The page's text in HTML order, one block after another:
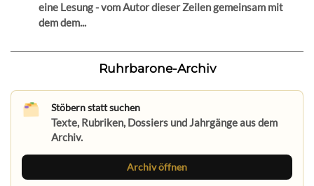
eine Lesung - vom Autor dieser Zeilen gemeinsam mit
dem dem...
Ruhrbarone-Archiv
Stöbern statt suchen
Texte, Rubriken, Dossiers und Jahrgänge aus dem
Archiv.
Archiv öffnen